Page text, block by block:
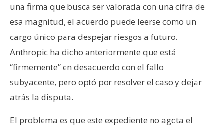
una firma que busca ser valorada con una cifra de
esa magnitud, el acuerdo puede leerse como un
cargo único para despejar riesgos a futuro.
Anthropic ha dicho anteriormente que está
“firmemente” en desacuerdo con el fallo
subyacente, pero optó por resolver el caso y dejar
atrás la disputa.
El problema es que este expediente no agota el